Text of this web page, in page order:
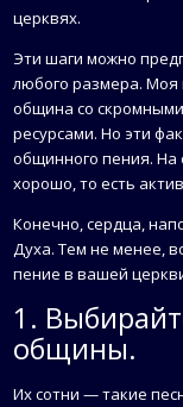
церквях.
Эти шаги можно
любого размера. Моя
община со
ресурсами. Но эти
общинного пения. На
хорошо, то есть
Конечно, сердца,
Духа. Тем не менее,
пение в вашей
1.
общины.
Их сотни — такие